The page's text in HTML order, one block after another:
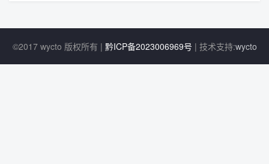
©2017 wycto 版权所有 | 黔ICP备2023006969号 | 技术支持:wycto